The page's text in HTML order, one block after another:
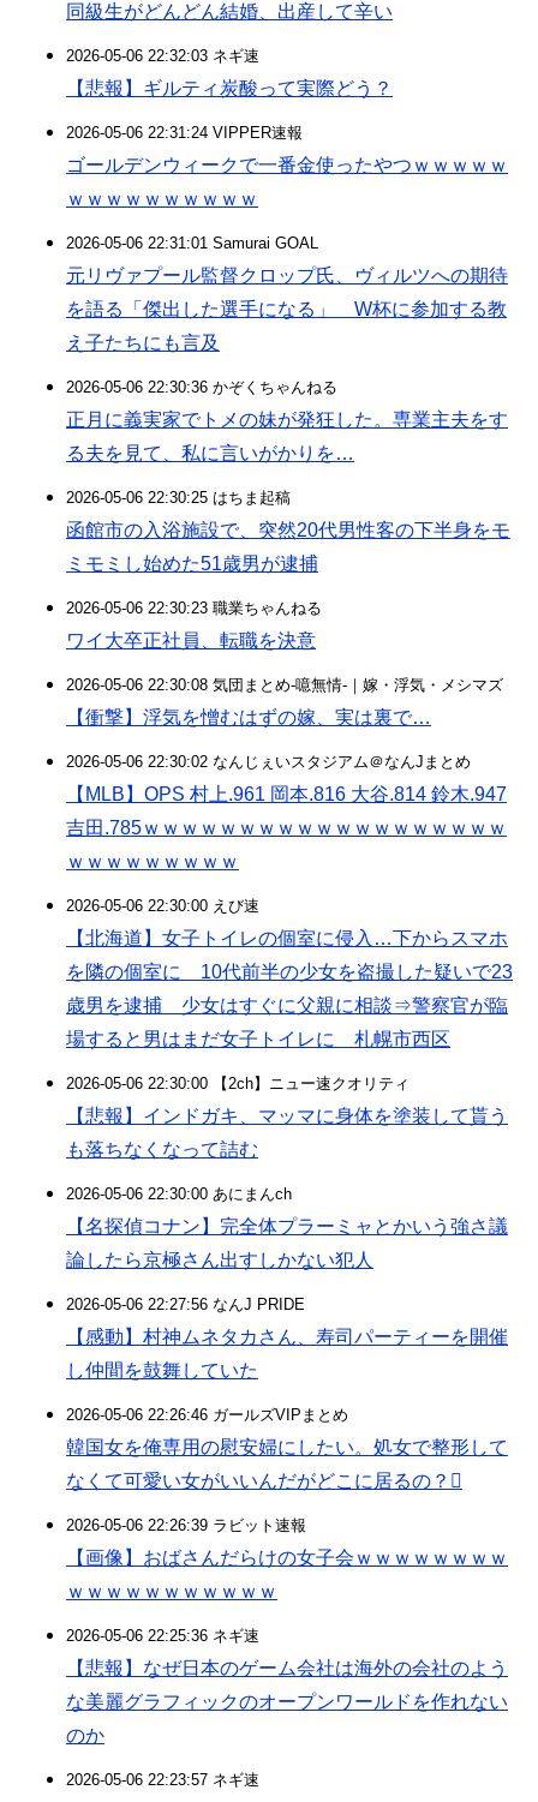
同級生がどんどん結婚、出産して辛い
2026-05-06 22:32:03 ネギ速
【悲報】ギルティ炭酸って実際どう？
2026-05-06 22:31:24 VIPPER速報
ゴールデンウィークで一番金使ったやつｗｗｗｗｗ
ｗｗｗｗｗｗｗｗｗｗ
2026-05-06 22:31:01 Samurai GOAL
元リヴァプール監督クロップ氏、ヴィルツへの期待
を語る「傑出した選手になる」 W杯に参加する教
え子たちにも言及
2026-05-06 22:30:36 かぞくちゃんねる
正月に義実家でトメの妹が発狂した。専業主夫をす
る夫を見て、私に言いがかりを…
2026-05-06 22:30:25 はちま起稿
函館市の入浴施設で、突然20代男性客の下半身をモ
ミモミし始めた51歳男が逮捕
2026-05-06 22:30:23 職業ちゃんねる
ワイ大卒正社員、転職を決意
2026-05-06 22:30:08 気団まとめ-噫無情-｜嫁・浮気・メシマズ
【衝撃】浮気を憎むはずの嫁、実は裏で…
2026-05-06 22:30:02 なんじぇいスタジアム＠なんJまとめ
【MLB】OPS 村上.961 岡本.816 大谷.814 鈴木.947
吉田.785ｗｗｗｗｗｗｗｗｗｗｗｗｗｗｗｗｗｗｗ
ｗｗｗｗｗｗｗｗｗ
2026-05-06 22:30:00 えび速
【北海道】女子トイレの個室に侵入…下からスマホ
を隣の個室に 10代前半の少女を盗撮した疑いで23
歳男を逮捕 少女はすぐに父親に相談⇒警察官が臨
場すると男はまだ女子トイレに 札幌市西区
2026-05-06 22:30:00 【2ch】ニュー速クオリティ
【悲報】インドガキ、マッマに身体を塗装して貰う
も落ちなくなって詰む
2026-05-06 22:30:00 あにまんch
【名探偵コナン】完全体プラーミャとかいう強さ議
論したら京極さん出すしかない犯人
2026-05-06 22:27:56 なんJ PRIDE
【感動】村神ムネタカさん、寿司パーティーを開催
し仲間を鼓舞していた
2026-05-06 22:26:46 ガールズVIPまとめ
韓国女を俺専用の慰安婦にしたい。処女で整形して
なくて可愛い女がいいんだがどこに居るの？
2026-05-06 22:26:39 ラビット速報
【画像】おばさんだらけの女子会ｗｗｗｗｗｗｗｗ
ｗｗｗｗｗｗｗｗｗｗｗ
2026-05-06 22:25:36 ネギ速
【悲報】なぜ日本のゲーム会社は海外の会社のよう
な美麗グラフィックのオープンワールドを作れない
のか
2026-05-06 22:23:57 ネギ速